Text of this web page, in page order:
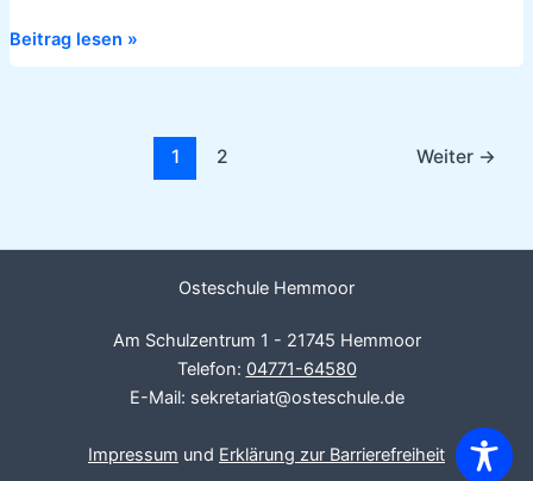
Beitrag lesen »
1 2 Weiter →
Osteschule Hemmoor
Am Schulzentrum 1 - 21745 Hemmoor
Telefon: 04771-64580
E-Mail: sekretariat@osteschule.de
Impressum und Erklärung zur Barrierefreiheit